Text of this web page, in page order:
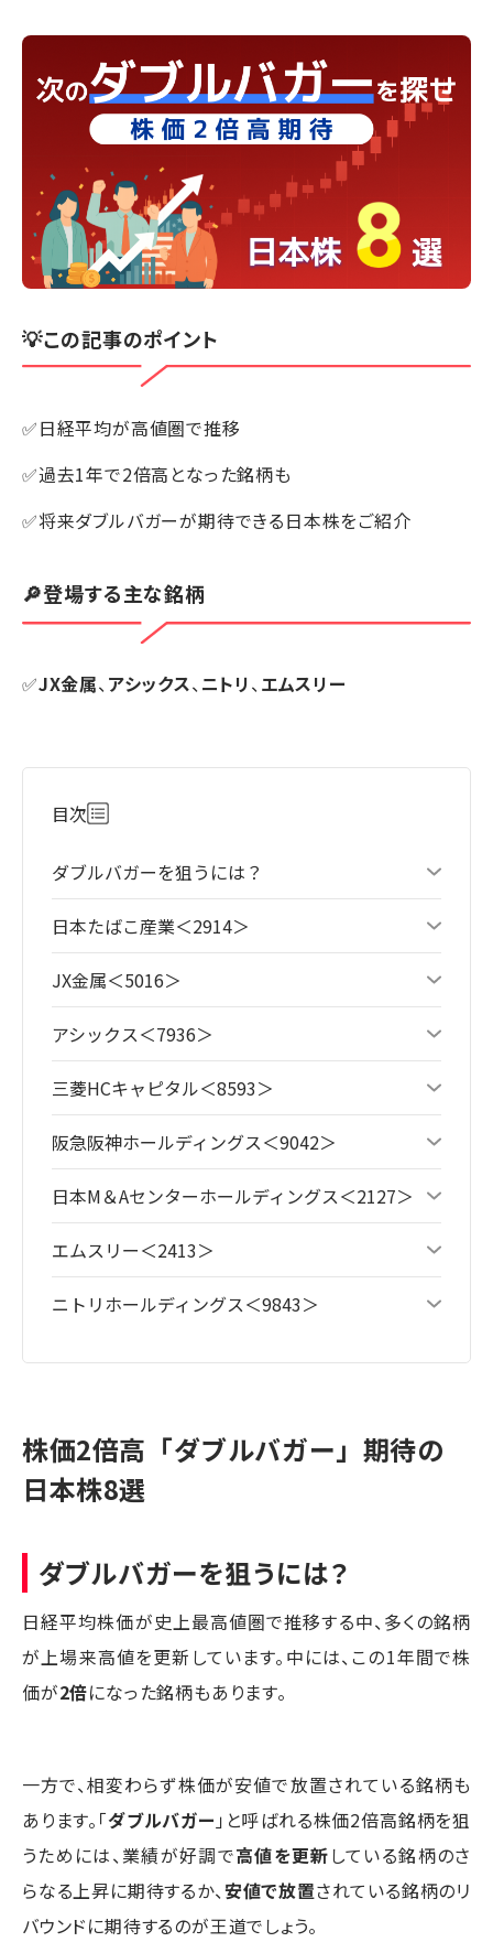
💡この記事のポイント
✅日経平均が高値圏で推移
✅過去1年で2倍高となった銘柄も
✅将来ダブルバガーが期待できる日本株をご紹介
🔎登場する主な銘柄
✅JX金属、アシックス、ニトリ、エムスリー
目次
ダブルバガーを狙うには？
日本たばこ産業＜2914＞
JX金属＜5016＞
アシックス＜7936＞
三菱HCキャピタル＜8593＞
阪急阪神ホールディングス＜9042＞
日本M＆Aセンターホールディングス＜2127＞
エムスリー＜2413＞
ニトリホールディングス＜9843＞
株価2倍高「ダブルバガー」期待の
日本株8選
ダブルバガーを狙うには？
日経平均株価が史上最高値圏で推移する中、多くの銘柄
が上場来高値を更新しています。中には、この1年間で株
価が2倍になった銘柄もあります。
一方で、相変わらず株価が安値で放置されている銘柄も
あります。「ダブルバガー 」と呼ばれる株価2倍高銘柄を狙
うためには、業績が好調で高値を更新している銘柄のさ
らなる上昇に期待するか、安値で放置されている銘柄のリ
バウンドに期待するのが王道でしょう。